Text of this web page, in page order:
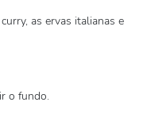
as ervas italianas e
o fundo.